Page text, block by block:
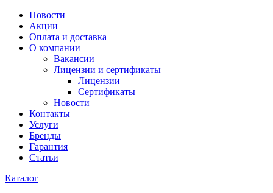
Новости
Акции
Оплата и доставка
О компании
Вакансии
Лицензии и сертификаты
Лицензии
Сертификаты
Новости
Контакты
Услуги
Бренды
Гарантия
Статьи
Каталог